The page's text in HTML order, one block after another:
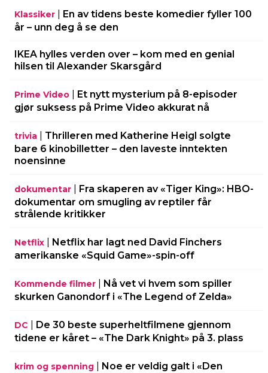
Klassiker
En av tidens beste komedier fyller 100
år – unn deg å se den
IKEA hylles verden over – kom med en genial
hilsen til Alexander Skarsgård
Prime Video
Et nytt mysterium på 8-episoder
gjør suksess på Prime Video akkurat nå
trivia
Thrilleren med Katherine Heigl solgte
bare 6 kinobilletter – den laveste inntekten
noensinne
dokumentar
Fra skaperen av «Tiger King»: HBO-
dokumentar om smugling av reptiler får
strålende kritikker
Netflix
Netflix har lagt ned David Finchers
amerikanske «Squid Game»-spin-off
Kommende filmer
Nå vet vi hvem som spiller
skurken Ganondorf i «The Legend of Zelda»
DC
De 30 beste superheltfilmene gjennom
tidene er kåret – «The Dark Knight» på 3. plass
krim og spenning Noe er veldig galt i «Den